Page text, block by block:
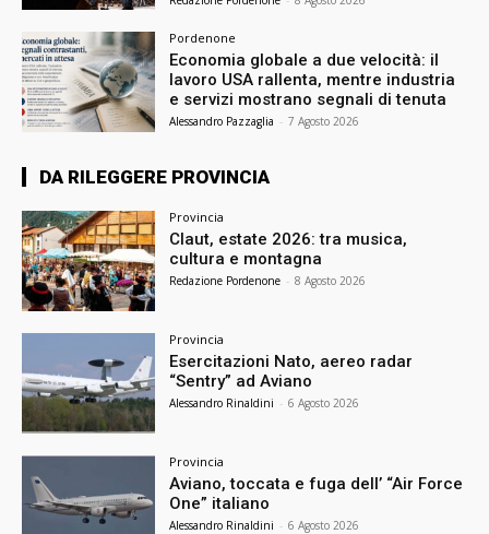
Pordenone
Economia globale a due velocità: il
lavoro USA rallenta, mentre industria
e servizi mostrano segnali di tenuta
Alessandro Pazzaglia - 7 Agosto 2026
DA RILEGGERE PROVINCIA
Provincia
Claut, estate 2026: tra musica,
cultura e montagna
Redazione Pordenone - 8 Agosto 2026
Provincia
Esercitazioni Nato, aereo radar
“Sentry” ad Aviano
Alessandro Rinaldini - 6 Agosto 2026
Provincia
Aviano, toccata e fuga dell’ “Air Force
One” italiano
Alessandro Rinaldini - 6 Agosto 2026